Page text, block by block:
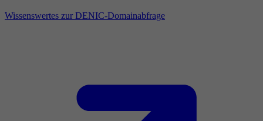
Wissenswertes zur DENIC-Domainabfrage